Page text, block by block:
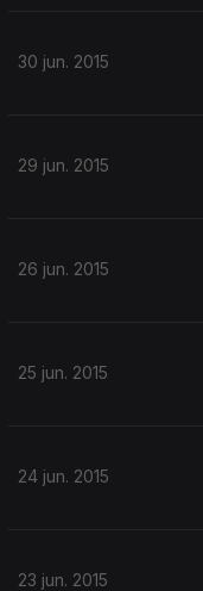
30 jun. 2015
29 jun. 2015
26 jun. 2015
25 jun. 2015
24 jun. 2015
23 jun. 2015